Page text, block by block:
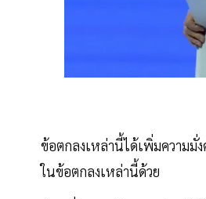
ข้อตกลงเหล่านี้ได้เพิ่มความมั่
ในข้อตกลงเหล่านี้ด้วย